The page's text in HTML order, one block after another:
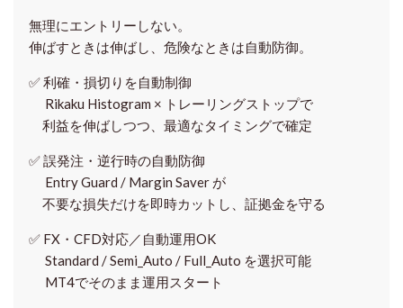
無理にエントリーしない。
伸ばすときは伸ばし、危険なときは自動防御。
✅利確・損切りを自動制御
Rikaku Histogram × トレーリングストップで
利益を伸ばしつつ、最適なタイミングで確定
✅誤発注・逆行時の自動防御
Entry Guard / Margin Saver が
不要な損失だけを即時カットし、証拠金を守る
✅ FX・CFD対応／自動運用OK
Standard / Semi_Auto / Full_Auto を選択可能
MT4でそのまま運用スタート